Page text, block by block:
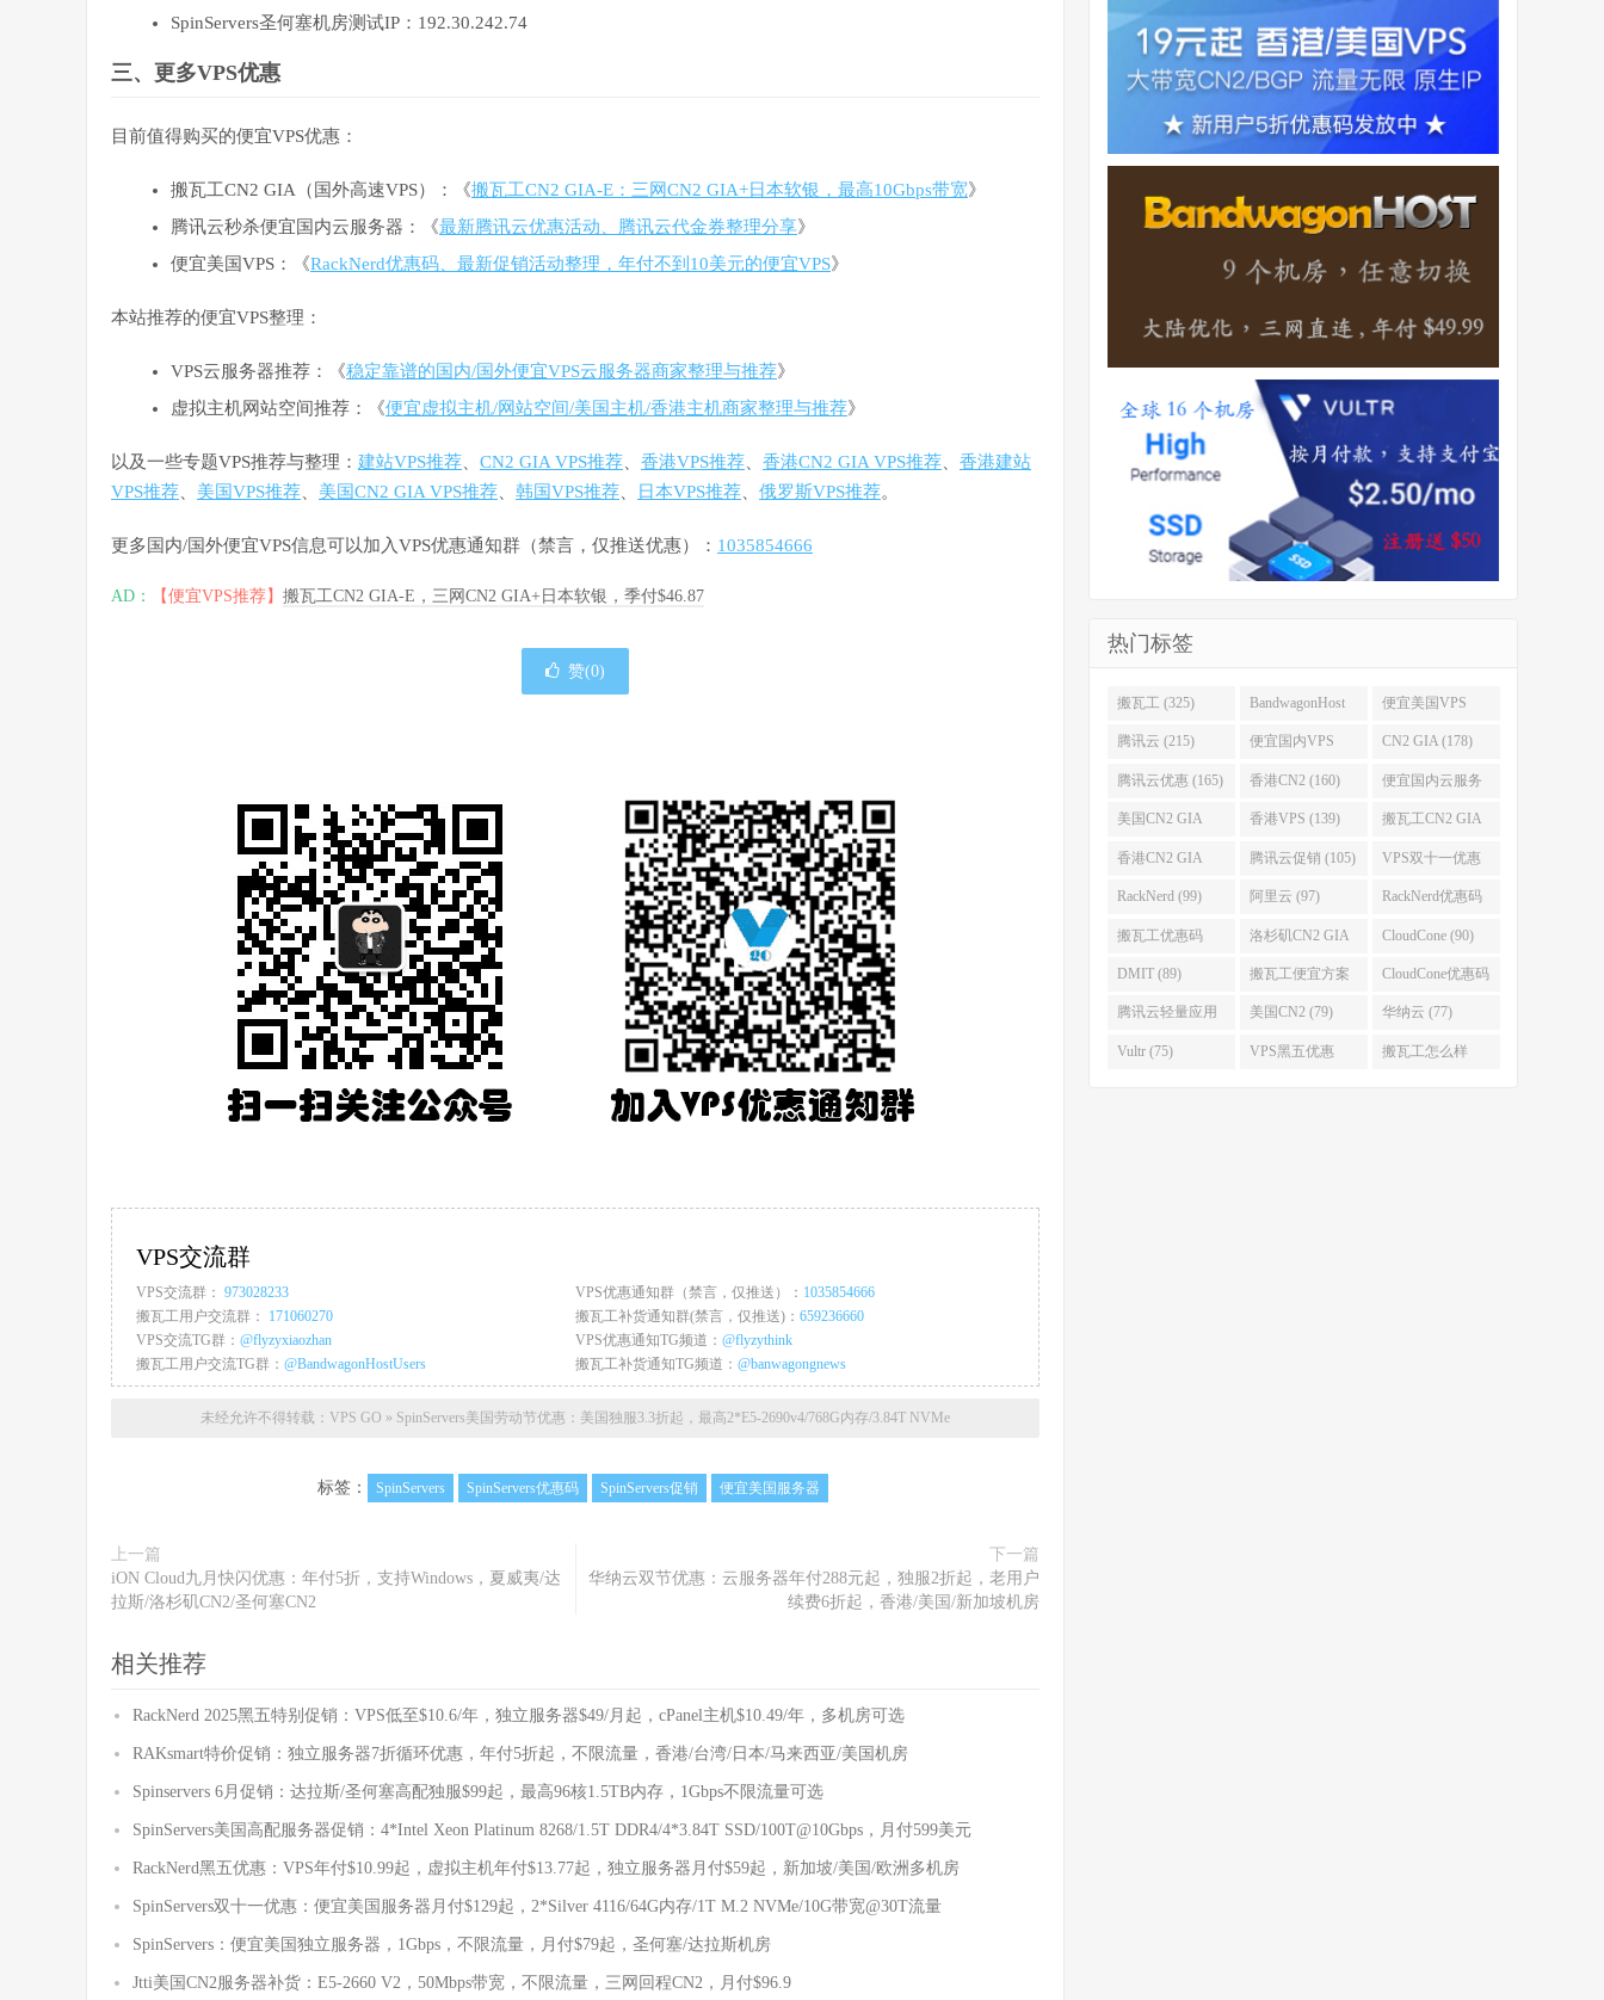
SpinServers圣何塞机房测试IP：192.30.242.74
三、更多VPS优惠
目前值得购买的便宜VPS优惠：
搬瓦工CN2 GIA（国外高速VPS）：《搬瓦工CN2 GIA-E：三网CN2 GIA+日本软银，最高10Gbps带宽》
腾讯云秒杀便宜国内云服务器：《最新腾讯云优惠活动、腾讯云代金券整理分享》
便宜美国VPS：《RackNerd优惠码、最新促销活动整理，年付不到10美元的便宜VPS》
本站推荐的便宜VPS整理：
VPS云服务器推荐：《稳定靠谱的国内/国外便宜VPS云服务器商家整理与推荐》
虚拟主机网站空间推荐：《便宜虚拟主机/网站空间/美国主机/香港主机商家整理与推荐》
以及一些专题VPS推荐与整理： 建站VPS推荐 CN2 GIA VPS推荐 香港VPS推荐 香港CN2 GIA VPS推荐
香港建站
VPS推荐
美国VPS推荐 美国CN2 GIA VPS推荐 韩国VPS推荐 日本VPS推荐 俄罗斯VPS推荐。
更多国内/国外便宜VPS信息可以加入VPS优惠通知群（禁言，仅推送优惠）： 1035854666
AD： 【便宜VPS推荐】 搬瓦工CN2 GIA-E，三网CN2 GIA+日本软银，季付$46.87
赞(0)
VPS交流群
VPS交流群： 973028233 VPS优惠通知群（禁言，仅推送）： 1035854666
搬瓦工用户交流群： 171060270 搬瓦工补货通知群(禁言，仅推送)： 659236660
VPS交流TG群： @flyzyxiaozhan VPS优惠通知TG频道： @flyzythink
搬瓦工用户交流TG群： @BandwagonHostUsers 搬瓦工补货通知TG频道： @banwagongnews
未经允许不得转载： VPS GO » SpinServers美国劳动节优惠：美国独服3.3折起，最高2*E5-2690v4/768G内存/3.84T NVMe
标签： SpinServers SpinServers优惠码 SpinServers促销 便宜美国服务器
上一篇
iON Cloud九月快闪优惠：年付5折，支持Windows，夏威夷/达
拉斯/洛杉矶CN2/圣何塞CN2
下一篇
华纳云双节优惠：云服务器年付288元起，独服2折起，老用户
续费6折起，香港/美国/新加坡机房
相关推荐
RackNerd 2025黑五特别促销：VPS低至$10.6/年，独立服务器$49/月起，cPanel主机$10.49/年，多机房可选
RAKsmart特价促销：独立服务器7折循环优惠，年付5折起，不限流量，香港/台湾/日本/马来西亚/美国机房
Spinservers 6月促销：达拉斯/圣何塞高配独服$99起，最高96核1.5TB内存，1Gbps不限流量可选
SpinServers美国高配服务器促销：4*Intel Xeon Platinum 8268/1.5T DDR4/4*3.84T SSD/100T@10Gbps，月付599美元
RackNerd黑五优惠：VPS年付$10.99起，虚拟主机年付$13.77起，独立服务器月付$59起，新加坡/美国/欧洲多机房
SpinServers双十一优惠：便宜美国服务器月付$129起，2*Silver 4116/64G内存/1T M.2 NVMe/10G带宽@30T流量
SpinServers：便宜美国独立服务器，1Gbps，不限流量，月付$79起，圣何塞/达拉斯机房
Jtti美国CN2服务器补货：E5-2660 V2，50Mbps带宽，不限流量，三网回程CN2，月付$96.9
热门标签
搬瓦工 (325) BandwagonHost
(223)
便宜美国VPS
(222)
腾讯云 (215) 便宜国内VPS
(184)
CN2 GIA (178)
腾讯云优惠 (165) 香港CN2 (160) 便宜国内云服务
器 (152)
美国CN2 GIA
(141)
香港VPS (139) 搬瓦工CN2 GIA
(118)
香港CN2 GIA
(111)
腾讯云促销 (105) VPS双十一优惠
(102)
RackNerd (99) 阿里云 (97) RackNerd优惠码
(93)
搬瓦工优惠码
(92)
洛杉矶CN2 GIA
(92)
CloudCone (90)
DMIT (89) 搬瓦工便宜方案
(86)
CloudCone优惠码
(82)
腾讯云轻量应用
服务器 (82)
美国CN2 (79) 华纳云 (77)
Vultr (75) VPS黑五优惠 搬瓦工怎么样